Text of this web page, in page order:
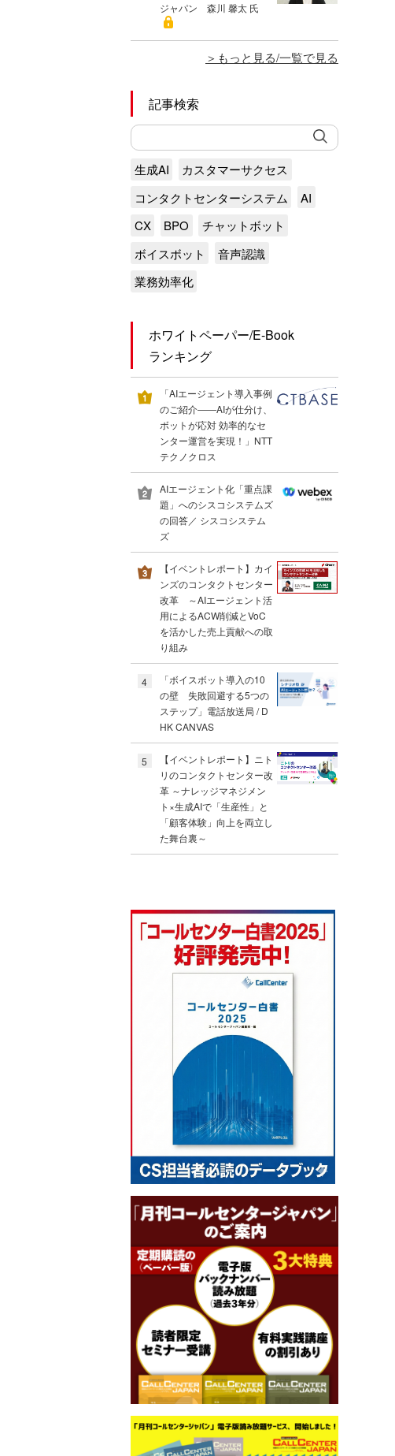
ジャパン 森川 馨太 氏
もっと見る/一覧で見る
記事検索
生成AI
カスタマーサクセス
コンタクトセンターシステム
AI
CX
BPO
チャットボット
ボイスボット
音声認識
業務効率化
ホワイトペーパー/E-Book
ランキング
「AIエージェント導入事例
のご紹介――AIが仕分け、
ボットが応対 効率的なセ
ンター運営を実現！」NTT
テクノクロス
AIエージェント化「重点課
題」へのシスコシステムズ
の回答／ シスコシステム
ズ
【イベントレポート】カイ
ンズのコンタクトセンター
改革 ～AIエージェント活
用によるACW削減とVoC
を活かした売上貢献への取
り組み
4
「ボイスボット導入の10
の壁 失敗回避する5つの
ステップ」電話放送局 / D
HK CANVAS
5
【イベントレポート】ニト
リのコンタクトセンター改
革 ～ナレッジマネジメン
ト×生成AIで「生産性」と
「顧客体験」向上を両立し
た舞台裏～